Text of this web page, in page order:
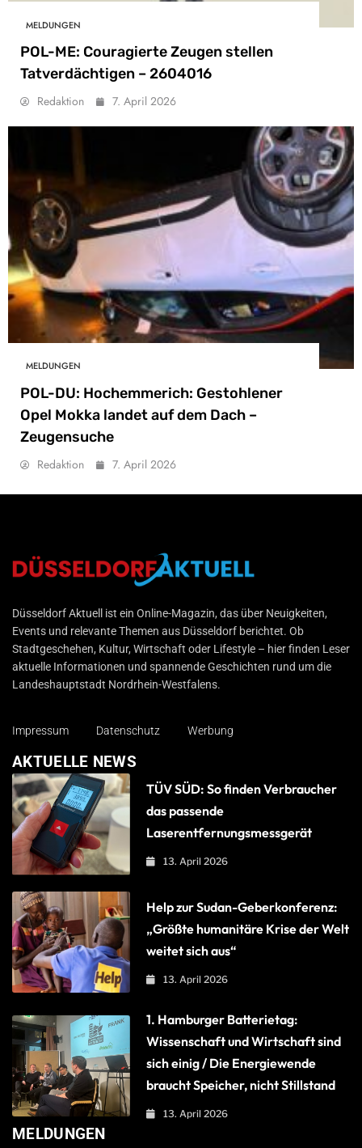
MELDUNGEN
POL-ME: Couragierte Zeugen stellen
Tatverdächtigen – 2604016
Redaktion 7. April 2026
MELDUNGEN
POL-DU: Hochemmerich: Gestohlener
Opel Mokka landet auf dem Dach –
Zeugensuche
Redaktion 7. April 2026
Düsseldorf Aktuell
Düsseldorf Aktuell ist ein Online-Magazin, das über Neuigkeiten,
Events und relevante Themen aus Düsseldorf berichtet. Ob
Stadtgeschehen, Kultur, Wirtschaft oder Lifestyle – hier finden Leser
aktuelle Informationen und spannende Geschichten rund um die
Landeshauptstadt Nordrhein-Westfalens.
Impressum Datenschutz Werbung
AKTUELLE NEWS
TÜV SÜD: So finden Verbraucher
das passende
Laserentfernungsmessgerät
13. April 2026
Help zur Sudan-Geberkonferenz:
„Größte humanitäre Krise der Welt
weitet sich aus“
13. April 2026
1. Hamburger Batterietag:
Wissenschaft und Wirtschaft sind
sich einig / Die Energiewende
braucht Speicher, nicht Stillstand
13. April 2026
MELDUNGEN